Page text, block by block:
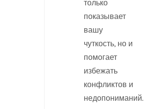
только
показывает
вашу
чуткость, но и
помогает
избежать
конфликтов и
недопониманий.